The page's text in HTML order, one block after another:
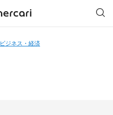
ビジネス・経済